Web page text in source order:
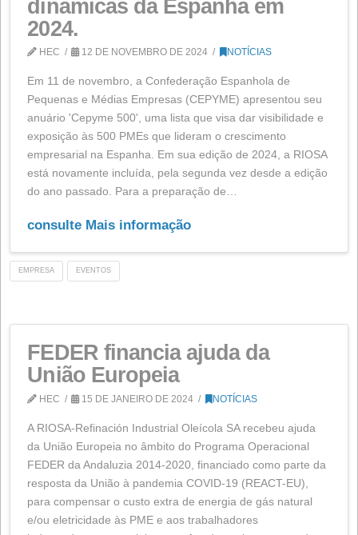
consulte Mais informação
A RIOSA, mais uma vez,
as 500 empresas mais
dinâmicas da Espanha em
HEC 12 DE NOVEMBRO DE 2024
Pequenas e Médias Empresas (CEPYME) apresentou
anuário 'Cepyme 500', uma lista que visa dar
exposição às 500 PMEs que lideram o crescimento
empresarial na Espanha. Em sua edição de 2024, a
do ano passado. Para a preparação de…
consulte Mais informação